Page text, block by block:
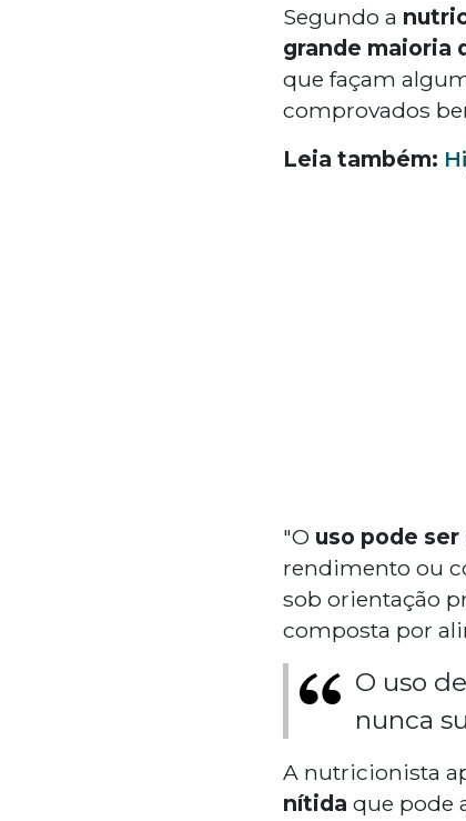
Segundo a
grande maioria
que façam
comprovados
Leia também:
"O uso pode
rendimento ou
sob orientação
composta por
O uso
nunca
A nutricionista
nítida que pode